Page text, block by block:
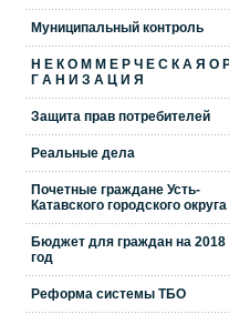
Муниципальный контроль
Н Е К О М М Е Р Ч Е С К А Я О
Г А Н И З А Ц И Я
Защита прав потребителей
Реальные дела
Почетные граждане Усть-
Катавского городского округа
Бюджет для граждан на 2018
год
Реформа системы ТБО